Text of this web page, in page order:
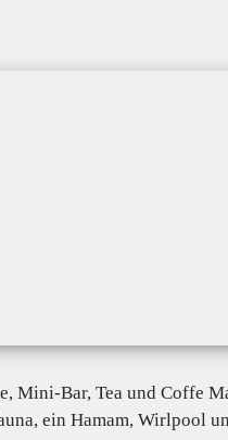
Mini-Bar, Tea und Coffe
ein Hamam, Wirlpool